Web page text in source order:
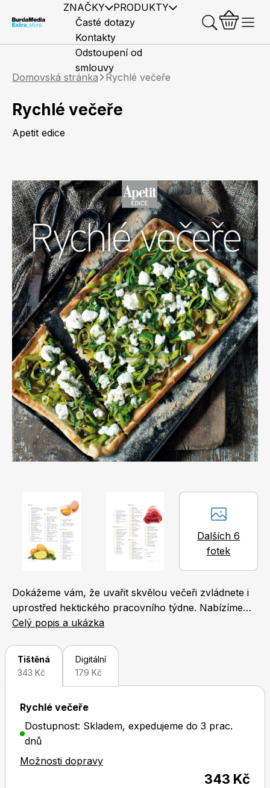
ZNAČKY PRODUKTY
Marianne
Apetit
Svět ženy
Elle Decoration
Marianne Bydlení
Marianne Venkov & styl
Naše krásná zahrada
Chip
Sudoku a křížovky
LEGO® časopisy
Předplatné časopisů
Knihy Merch
Časté dotazy
Kontakty
Odstoupení od
smlouvy
Domovská stránka
Rychlé večeře
Rychlé večeře
Apetit edice
Dalších 6
fotek
Dokážeme vám, že uvařit skvělou večeři zvládnete i
uprostřed hektického pracovního týdne. Nabízíme
vám víc než 140 receptů na rychlé večeře, které
Najdete mezi nimi vše od sytých polévek, které
nahradí hlavní chod, přes bleskové těstoviny,
pokrmy zjednoho hrnce či pánve až po pomazánky,
vždy radost!
Celý popis a ukázka
Tištěná
343 Kč
Digitální
179 Kč
Rychlé večeře
Dostupnost: Skladem, expedujeme do 3 prac.
dnů
Možnosti dopravy
343 Kč